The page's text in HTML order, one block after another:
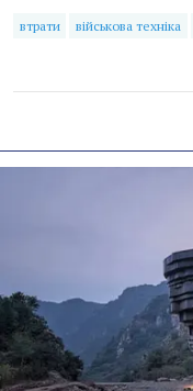
втрати військова техніка